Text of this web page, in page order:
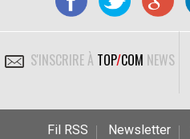
S'INSCRIRE À TOP/COM NEWS
Fil RSS Newsletter